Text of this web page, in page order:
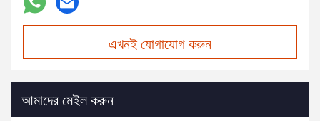
এখনই যোগাযোগ করুন
আমাদের মেইল করুন